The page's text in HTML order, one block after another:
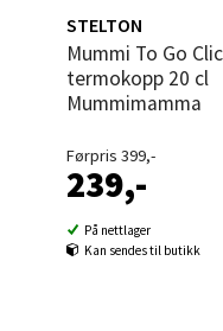
STELTON
Mummi To Go Click
termokopp 20 cl
Mummimamma
Førpris 399,-
239,-
På nettlager
Kan sendes til butikk